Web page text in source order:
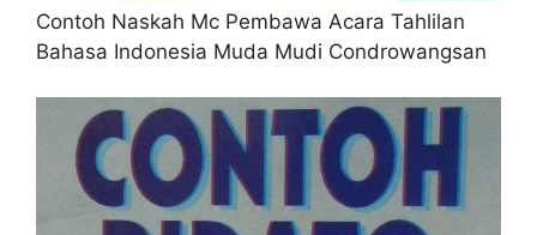
Contoh Naskah Mc Pembawa Acara Tahlilan
Bahasa Indonesia Muda Mudi Condrowangsan